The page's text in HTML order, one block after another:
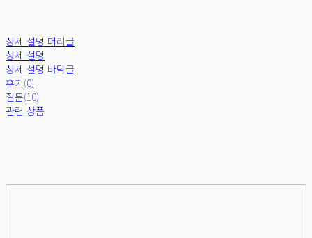
상세 설명 머리글
상세 설명
상세 설명 바닥글
후기(0)
질문(10)
관련 상품